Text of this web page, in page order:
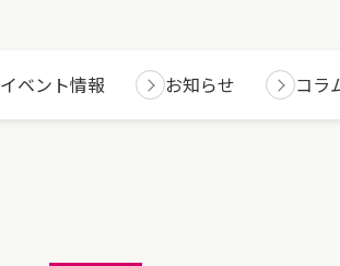
イベント情報 お知らせ コラ